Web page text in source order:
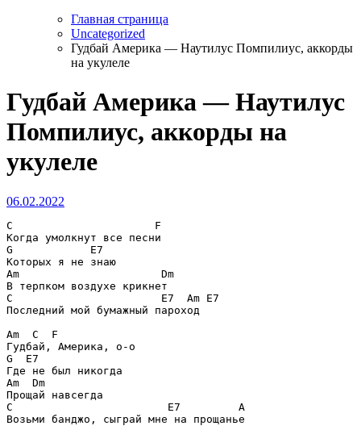
Главная страница
Uncategorized
Гудбай Америка — Наутилус Помпилиус, аккорды
на укулеле
Гудбай Америка — Наутилус
Помпилиус, аккорды на
укулеле
06.02.2022
C                      F
G            E7
Am                      Dm
C                       E7  Am E7
Последний мой бумажный пароход
Am  C  F
G  E7
Am  Dm
C                        E7         A
Возьми банджо, сыграй мне на прощанье